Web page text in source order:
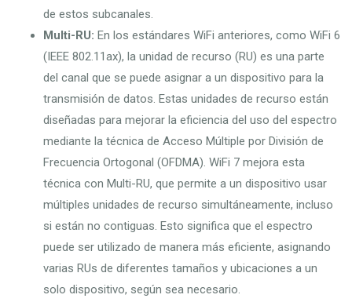
de estos subcanales.
Multi-RU: En los estándares WiFi anteriores, como WiFi 6
(IEEE 802.11ax), la unidad de recurso (RU) es una parte
del canal que se puede asignar a un dispositivo para la
transmisión de datos. Estas unidades de recurso están
diseñadas para mejorar la eficiencia del uso del espectro
mediante la técnica de Acceso Múltiple por División de
Frecuencia Ortogonal (OFDMA). WiFi 7 mejora esta
técnica con Multi-RU, que permite a un dispositivo usar
múltiples unidades de recurso simultáneamente, incluso
si están no contiguas. Esto significa que el espectro
puede ser utilizado de manera más eficiente, asignando
varias RUs de diferentes tamaños y ubicaciones a un
solo dispositivo, según sea necesario.